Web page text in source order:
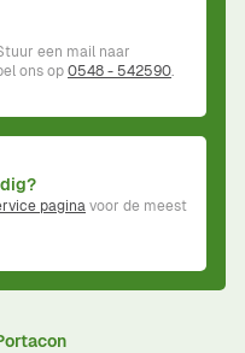
een mail naar
ons op0548 - 542590.
paginavoor de meest